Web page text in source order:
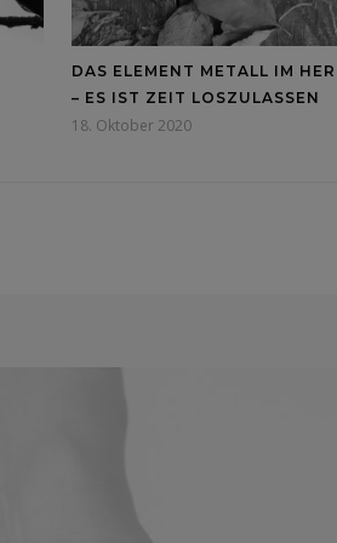
DAS ELEMENT METALL IM
– ES IST ZEIT LOSZULASSEN
18. Oktober 2020